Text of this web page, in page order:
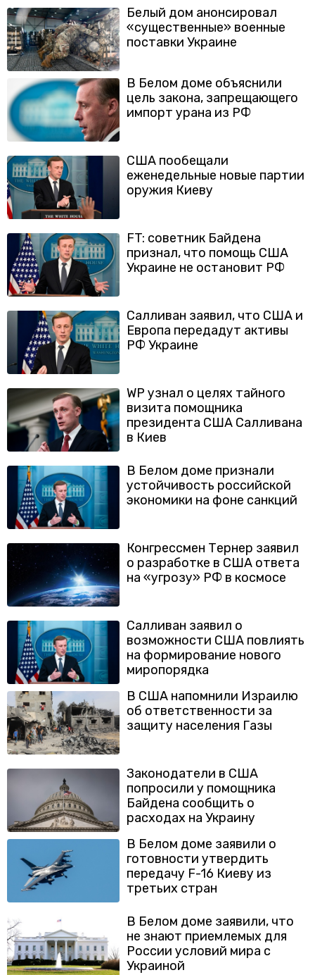
Белый дом анонсировал
«существенные» военные
поставки Украине
В Белом доме объяснили
цель закона, запрещающего
импорт урана из РФ
США пообещали
еженедельные новые партии
оружия Киеву
FT: советник Байдена
признал, что помощь США
Украине не остановит РФ
Салливан заявил, что США и
Европа передадут активы
РФ Украине
WP узнал о целях тайного
визита помощника
президента США Салливана
в Киев
В Белом доме признали
устойчивость российской
экономики на фоне санкций
Конгрессмен Тернер заявил
о разработке в США ответа
на «угрозу» РФ в космосе
Салливан заявил о
возможности США повлиять
на формирование нового
миропорядка
В США напомнили Израилю
об ответственности за
защиту населения Газы
Законодатели в США
попросили у помощника
Байдена сообщить о
расходах на Украину
В Белом доме заявили о
готовности утвердить
передачу F-16 Киеву из
третьих стран
В Белом доме заявили, что
не знают приемлемых для
России условий мира с
Украиной